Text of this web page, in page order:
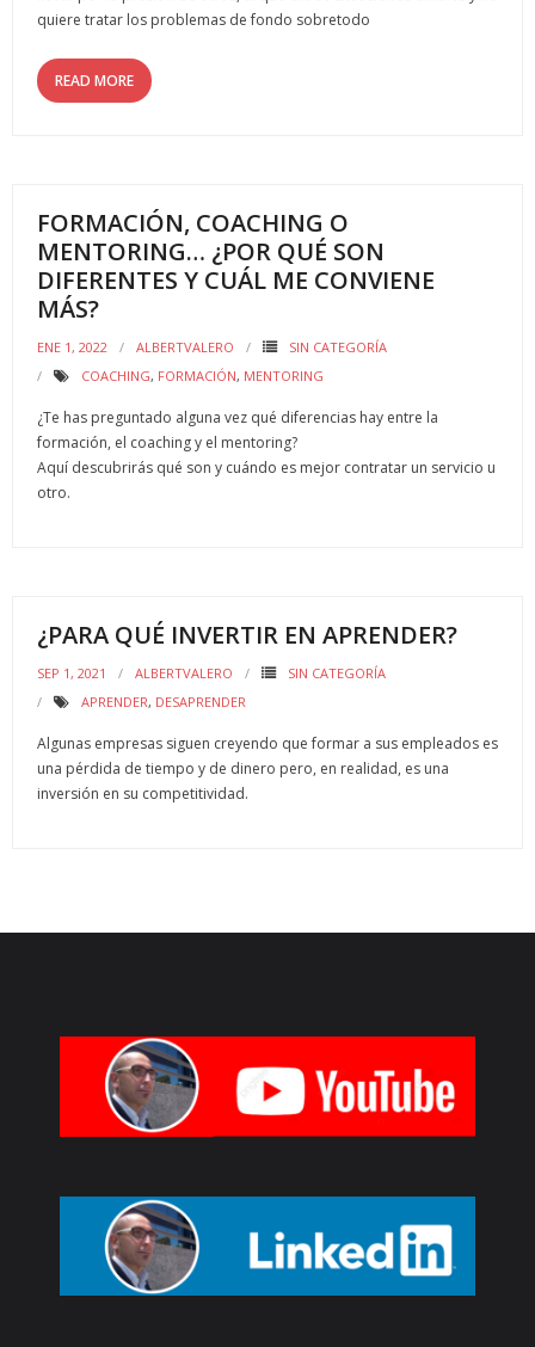
quiere tratar los problemas de fondo sobretodo
READ MORE
FORMACIÓN, COACHING O
MENTORING… ¿POR QUÉ SON
DIFERENTES Y CUÁL ME CONVIENE
MÁS?
ENE 1, 2022 ALBERTVALERO
SIN CATEGORÍA
COACHING, FORMACIÓN, MENTORING
¿Te has preguntado alguna vez qué diferencias hay entre la
formación, el coaching y el mentoring?
Aquí descubrirás qué son y cuándo es mejor contratar un servicio u
otro.
¿PARA QUÉ INVERTIR EN APRENDER?
SEP 1, 2021 ALBERTVALERO
SIN CATEGORÍA
APRENDER, DESAPRENDER
Algunas empresas siguen creyendo que formar a sus empleados es
una pérdida de tiempo y de dinero pero, en realidad, es una
inversión en su competitividad.